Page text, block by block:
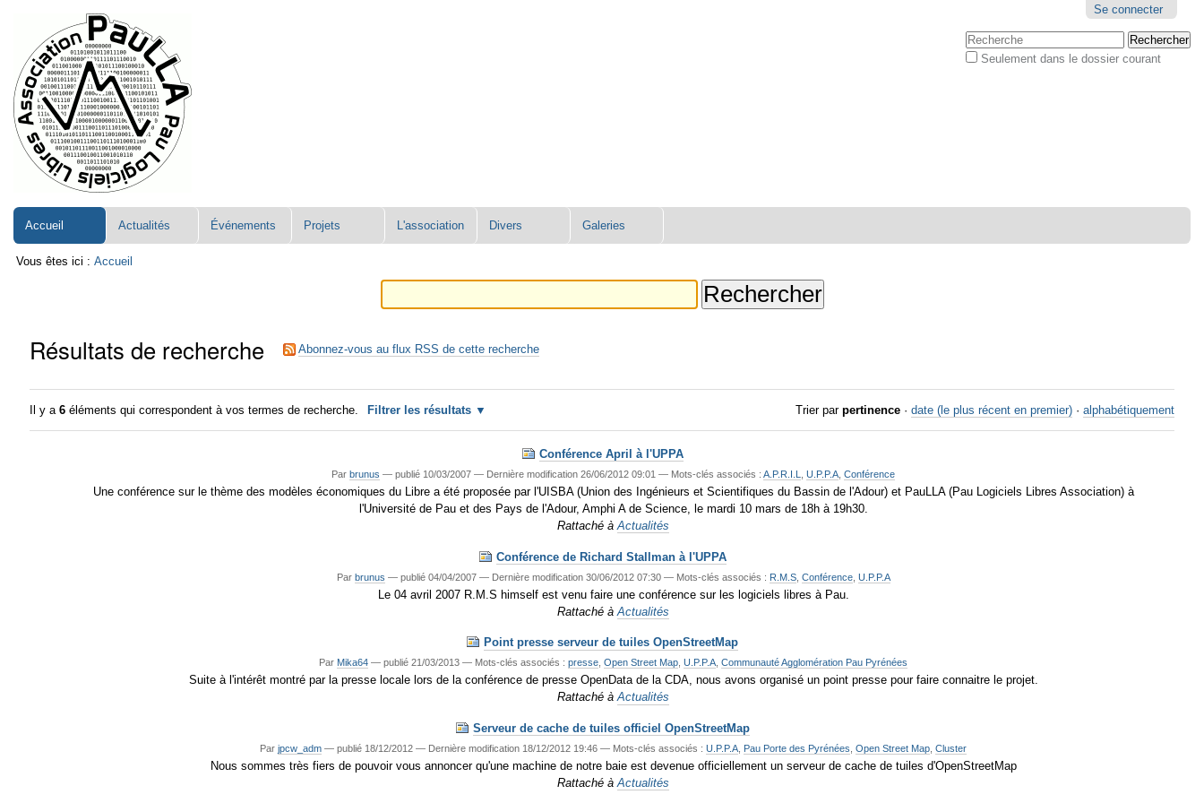
contenu.
Aller
à
la
navigation
personnels
Se connecter
Chercher par
Seulement dans le dossier courant
Accueil Actualités Événements Projets L'association Divers Galeries
Vous êtes ici : Accueil
Résultats de recherche Abonnez-vous au flux RSS de cette recherche
Il y a6 éléments qui correspondent à vos termes de recherche. Filtrer les résultats Trier par pertinence · date (le plus récent en premier) · alphabétiquement
Conférence April à l'UPPA
Parbrunus —publié 10/03/2007— Dernière modification 26/06/2012 09:01— Mots-clés associés :A.P.R.I.L ,U.P.P.A ,Conférence
Une conférence sur le thème des modèles économiques du Libre a été proposée par l'UISBA (Union des Ingénieurs et Scientifiques du Bassin de l'Adour) et PauLLA (Pau Logiciels Libres Association) à
l'Université de Pau et des Pays de l'Adour, Amphi A de Science, le mardi 10 mars de 18h à 19h30.
Rattaché à Actualités
Conférence de Richard Stallman à l'UPPA
Par brunus — publié04/04/2007 — Dernière modification30/06/2012 07:30 — Mots-clés associés : R.M.S, Conférence, U.P.P.A
Le 04 avril 2007 R.M.S himself est venu faire une conférence sur les logiciels libres à Pau.
Rattaché à Actualités
Point presse serveur de tuiles OpenStreetMap
Par Mika64 —publié 21/03/2013— Mots-clés associés :presse ,Open Street Map ,U.P.P.A ,Communauté Agglomération Pau Pyrénées
Suite à l'intérêt montré par la presse locale lors de la conférence de presse OpenData de la CDA, nous avons organisé un point presse pour faire connaitre le projet.
Rattaché à Actualités
Serveur de cache de tuiles officiel OpenStreetMap
Parjpcw_adm —publié 18/12/2012— Dernière modification 18/12/2012 19:46— Mots-clés associés :U.P.P.A Pau Porte des Pyrénées ,Open Street Map ,Cluster
Nous sommes très fiers de pouvoir vous annoncer qu'une machine de notre baie est devenue officiellement un serveur de cache de tuiles d'OpenStreetMap
Rattaché à Actualités